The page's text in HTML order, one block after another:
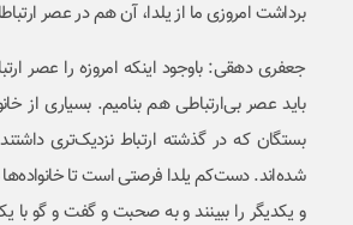
برداشت امروزی ما از یلدا، آن هم در عصر
جعفری دهقی: باوجود اینکه امروزه را عصر
باید عصر بی‌ارتباطی هم بنامیم. بسیاری از
بستگان که در گذشته ارتباط نزدیک‌تری
شده‌اند. دست‌کم یلدا فرصتی است تا
و یکدیگر را ببینند و به صحبت و گفت و گو با